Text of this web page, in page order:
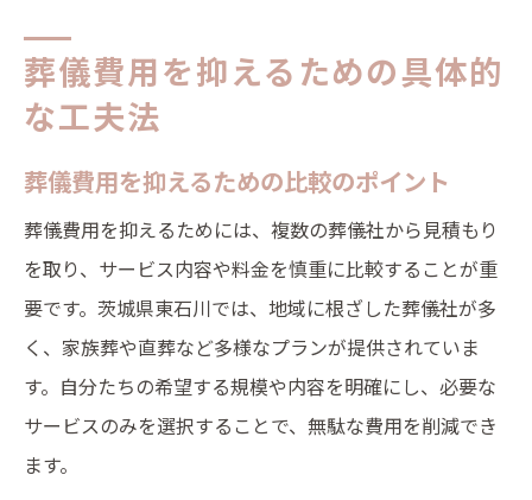
葬儀費用を抑えるための具体的
な工夫法
葬儀費用を抑えるための比較のポイント
葬儀費用を抑えるためには、複数の葬儀社から見積もり
を取り、サービス内容や料金を慎重に比較することが重
要です。茨城県東石川では、地域に根ざした葬儀社が多
く、家族葬や直葬など多様なプランが提供されていま
す。自分たちの希望する規模や内容を明確にし、必要な
サービスのみを選択することで、無駄な費用を削減でき
ます。